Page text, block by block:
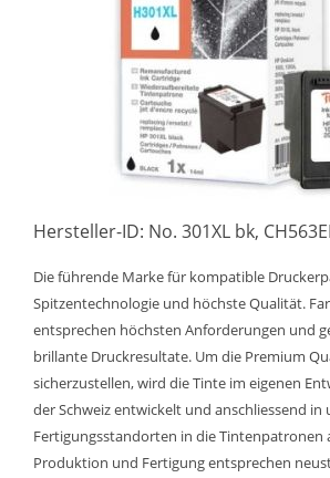
Hersteller-ID: No. 301XL bk,
Die führende Marke für kompatible
Spitzentechnologie und höchste Qualität.
entsprechen höchsten Anforderungen und
brillante Druckresultate. Um die Premium
sicherzustellen, wird die Tinte im eigenen
der Schweiz entwickelt und anschliessend in
Fertigungsstandorten in die Tintenpatronen
Produktion und Fertigung entsprechen